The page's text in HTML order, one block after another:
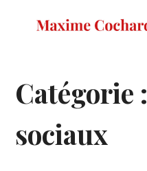
Catégorie :
sociaux